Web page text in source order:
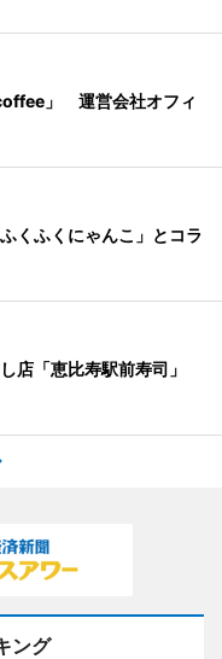
」 運営会社オフィ
くふくにゃんこ」とコラ
店「恵比寿駅前寿司」
ング